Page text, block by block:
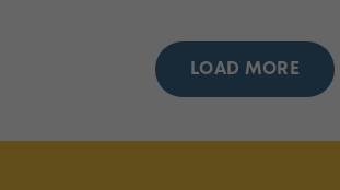
LOAD MORE